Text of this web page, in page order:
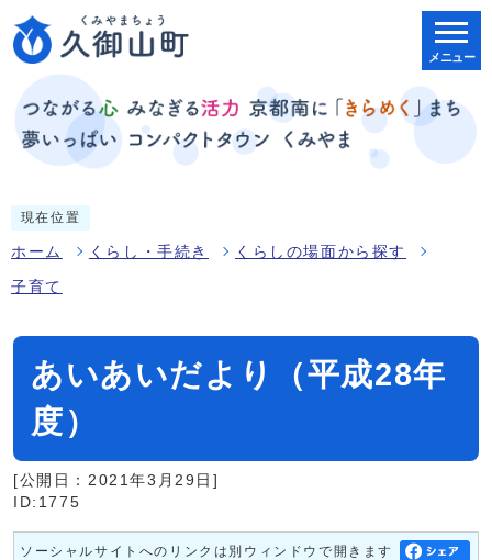
メニュー
現在位置
ホーム くらし・手続き くらしの場面から探す
子育て
あいあいだより（平成28年
度）
[公開日：2021年3月29日]
ID:1775
ソーシャルサイトへのリンクは別ウィンドウで開きます